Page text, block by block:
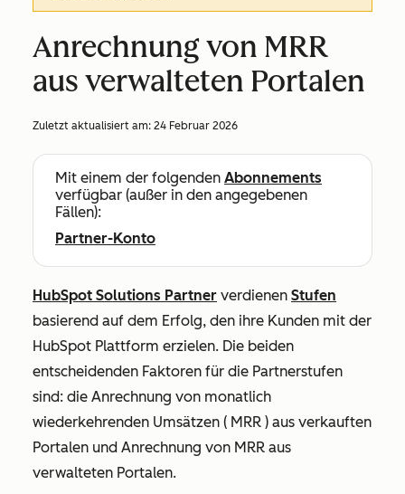
Anrechnung von MRR
aus verwalteten Portalen
Zuletzt aktualisiert am: 24 Februar 2026
Mit einem der folgenden Abonnements
verfügbar (außer in den angegebenen
Fällen):
Partner-Konto
HubSpot Solutions Partner verdienen Stufen
basierend auf dem Erfolg, den ihre Kunden mit der
HubSpot Plattform erzielen. Die beiden
entscheidenden Faktoren für die Partnerstufen
sind: die Anrechnung von monatlich
wiederkehrenden Umsätzen ( MRR ) aus verkauften
Portalen und Anrechnung von MRR aus
verwalteten Portalen.